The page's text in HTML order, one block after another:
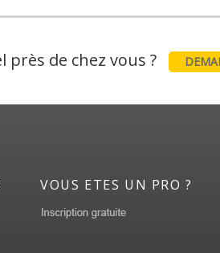
de chez vous ?
VOUS ETES UN PRO ?